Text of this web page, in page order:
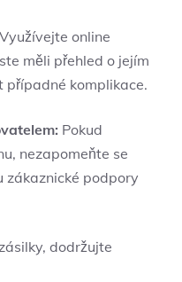
Využívejte online
měli přehled o jejím
případné komplikace.
Pokud
nezapomeňte se
zákaznické podpory
dodržujte